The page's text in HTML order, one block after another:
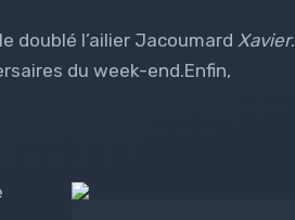
doublé l’ailier Jacoumard Xavier.
du week-end.Enfin,